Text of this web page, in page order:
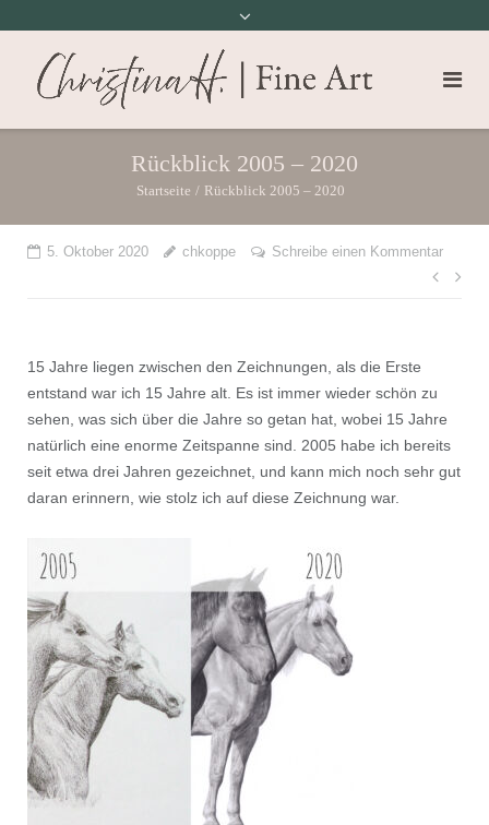
Rückblick 2005 – 2020
Startseite / Rückblick 2005 – 2020
5. Oktober 2020 chkoppe Schreibe einen Kommentar
15 Jahre liegen zwischen den Zeichnungen, als die Erste
entstand war ich 15 Jahre alt. Es ist immer wieder schön zu
sehen, was sich über die Jahre so getan hat, wobei 15 Jahre
natürlich eine enorme Zeitspanne sind. 2005 habe ich bereits
seit etwa drei Jahren gezeichnet, und kann mich noch sehr gut
daran erinnern, wie stolz ich auf diese Zeichnung war.